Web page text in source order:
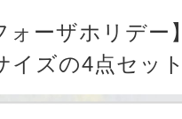
ォーザホリデー】
イズの4点セット